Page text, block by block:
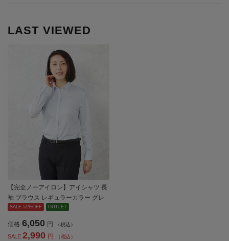
LAST VIEWED
【完全ノーアイロン】アイシャツ 長
袖 ブラウス レギュラーカラー グレ
ンチェック i-shirt 通年【レディー
SALE 51%OFF OUTLET
価格 6,050 円 （税込）
SALE 2,990 円 （税込）